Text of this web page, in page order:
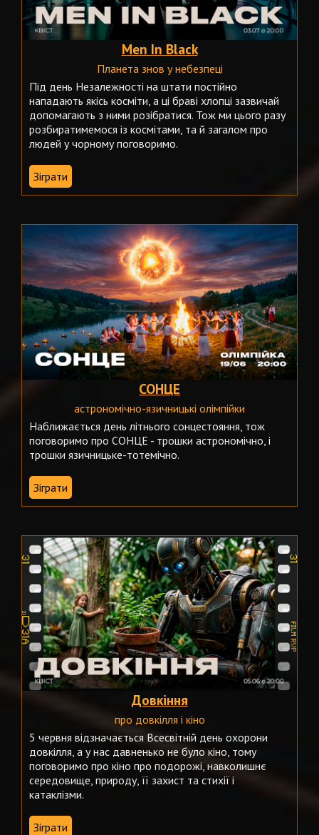
Men In Black
Планета знов у небезпеці
Під день Незалежності на штати постійно
нападають якісь косміти, а ці браві хлопці зазвичай
допомагають з ними розібратися. Тож ми цього разу
розбиратимемося із космітами, та й загалом про
людей у чорному поговоримо.
Зіграти
СОНЦЕ
астрономічно-язичницькі олімпійки
Наближається день літнього сонцестояння, тож
поговоримо про СОНЦЕ - трошки астрономічно, і
трошки язичницьке-тотемічно.
Зіграти
Довкіння
про довкілля і кіно
5 червня відзначається Всесвітній день охорони
довкілля, а у нас давненько не було кіно, тому
поговоримо про кіно про подорожі, навколишнє
середовище, природу, її захист та стихії і
катаклізми.
Зіграти